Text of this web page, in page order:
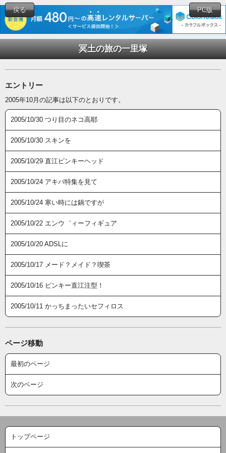
冥土の旅の一里塚
戻る PC版
エントリー
2005年10月の記事は以下のとおりです。
2005/10/30 つり目のネコ高耶
2005/10/30 スキンを
2005/10/29 直江ピンキーヘッド
2005/10/24 アキバ特集を見て
2005/10/24 寒い時には鍋ですが
2005/10/22 エンウ゛ィーフィギュア
2005/10/20 ADSLに
2005/10/17 メード？メイド？喫茶
2005/10/16 ピンキー直江注型！
2005/10/11 かっちまったいセフィロス
ページ移動
最初のページ
次のページ
トップページ